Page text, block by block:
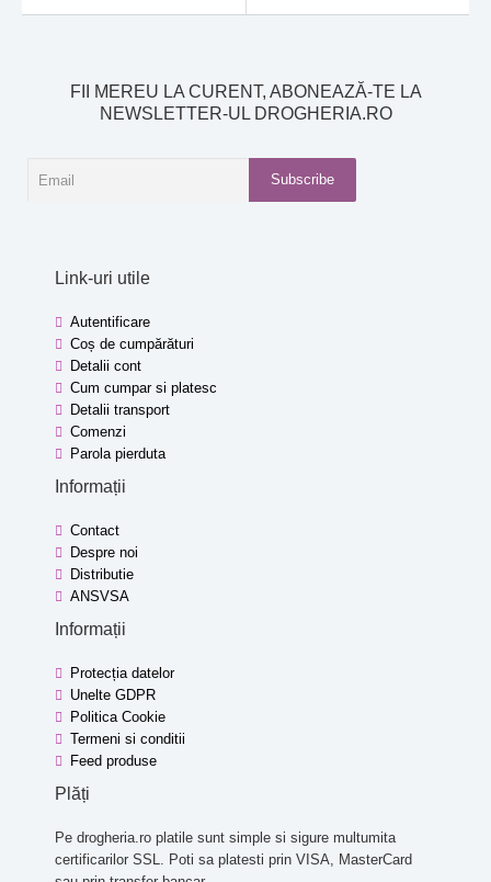
FII MEREU LA CURENT, ABONEAZĂ-TE LA
NEWSLETTER-UL DROGHERIA.RO
Subscribe
Link-uri utile
Autentificare
Coș de cumpărături
Detalii cont
Cum cumpar si platesc
Detalii transport
Comenzi
Parola pierduta
Informații
Contact
Despre noi
Distributie
ANSVSA
Informații
Protecția datelor
Unelte GDPR
Politica Cookie
Termeni si conditii
Feed produse
Plăți
Pe drogheria.ro platile sunt simple si sigure multumita
certificarilor SSL. Poti sa platesti prin VISA, MasterCard